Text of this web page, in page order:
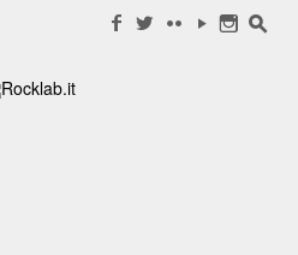
f w c y n s